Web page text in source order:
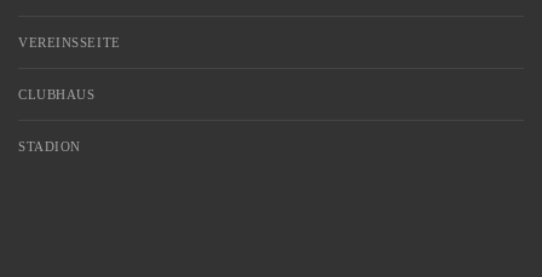
VEREINSSEITE
CLUBHAUS
STADION